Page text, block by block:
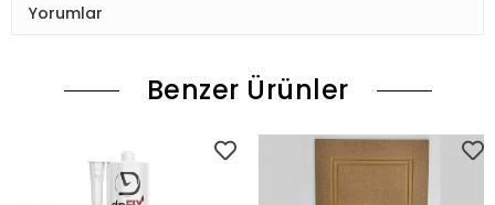
Yorumlar
Benzer Ürünler